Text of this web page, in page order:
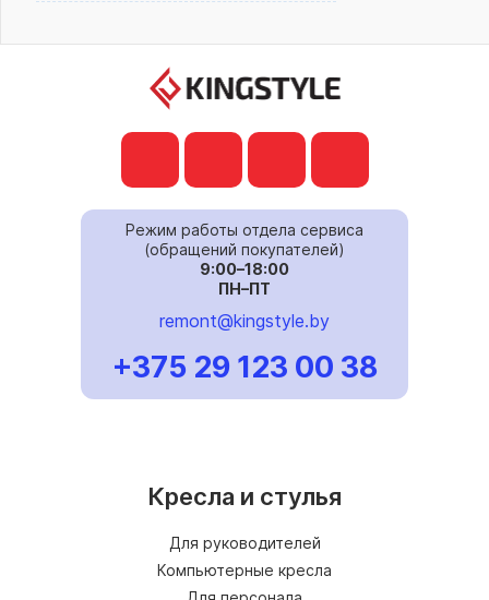
Режим работы отдела сервиса
(обращений покупателей)
9:00–18:00
ПН–ПТ
remont@kingstyle.by
+375 29 123 00 38
Кресла и стулья
Для руководителей
Компьютерные кресла